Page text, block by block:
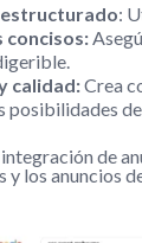
:
concisos:
calidad:Crea
posibilidades
de
y los anuncios